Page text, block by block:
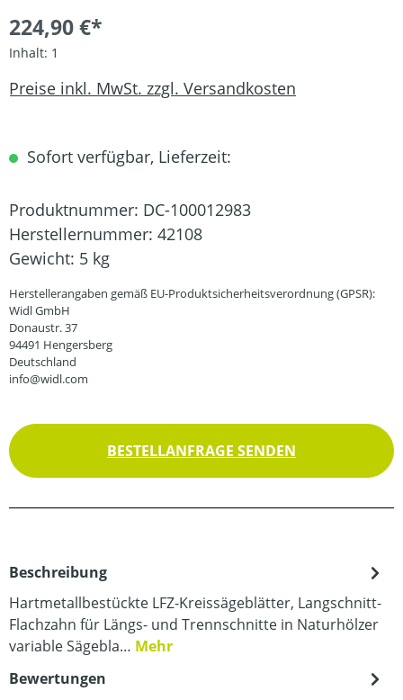
224,90 €*
Inhalt: 1
Preise inkl. MwSt. zzgl. Versandkosten
Sofort verfügbar, Lieferzeit:
Produktnummer: DC-100012983
Herstellernummer: 42108
Gewicht: 5 kg
Herstellerangaben gemäß EU-Produktsicherheitsverordnung (GPSR):
Widl GmbH
Donaustr. 37
94491 Hengersberg
Deutschland
info@widl.com
BESTELLANFRAGE SENDEN
Beschreibung
Hartmetallbestückte LFZ-Kreissägeblätter, Langschnitt-
Flachzahn für Längs- und Trennschnitte in Naturhölzer
variable Sägebla… Mehr
Bewertungen